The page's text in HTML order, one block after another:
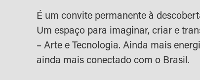
É um convite permanente à
Um espaço para imaginar, criar e
– Arte e Tecnologia. Ainda mais
ainda mais conectado com o Brasil.